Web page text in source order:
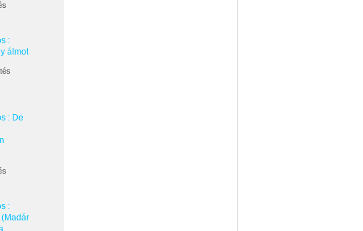
:
álmot
: De
:
(Madár